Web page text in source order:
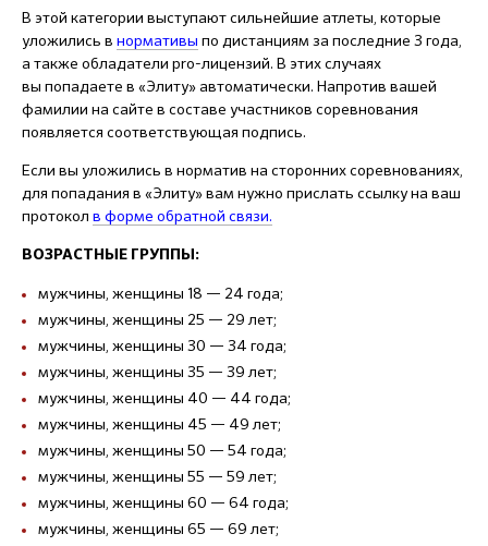
В этой категории выступают сильнейшие атлеты, которые
уложились в нормативы по дистанциям за последние 3 года,
а также обладатели pro-лицензий. В этих случаях
вы попадаете в «Элиту» автоматически. Напротив вашей
фамилии на сайте в составе участников соревнования
появляется соответствующая подпись.
Если вы уложились в норматив на сторонних соревнованиях,
для попадания в «Элиту» вам нужно прислать ссылку на ваш
протокол в форме обратной связи.
ВОЗРАСТНЫЕ ГРУППЫ:
мужчины, женщины 18 — 24 года;
мужчины, женщины 25 — 29 лет;
мужчины, женщины 30 — 34 года;
мужчины, женщины 35 — 39 лет;
мужчины, женщины 40 — 44 года;
мужчины, женщины 45 — 49 лет;
мужчины, женщины 50 — 54 года;
мужчины, женщины 55 — 59 лет;
мужчины, женщины 60 — 64 года;
мужчины, женщины 65 — 69 лет;